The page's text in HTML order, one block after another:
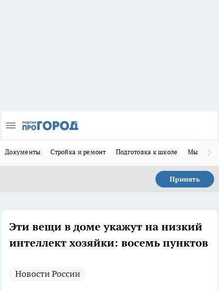
Документы Стройка и ремонт Подготовка к школе Мы в MAX
Принять
Эти вещи в доме укажут на низкий
интеллект хозяйки: восемь пунктов
Новости России